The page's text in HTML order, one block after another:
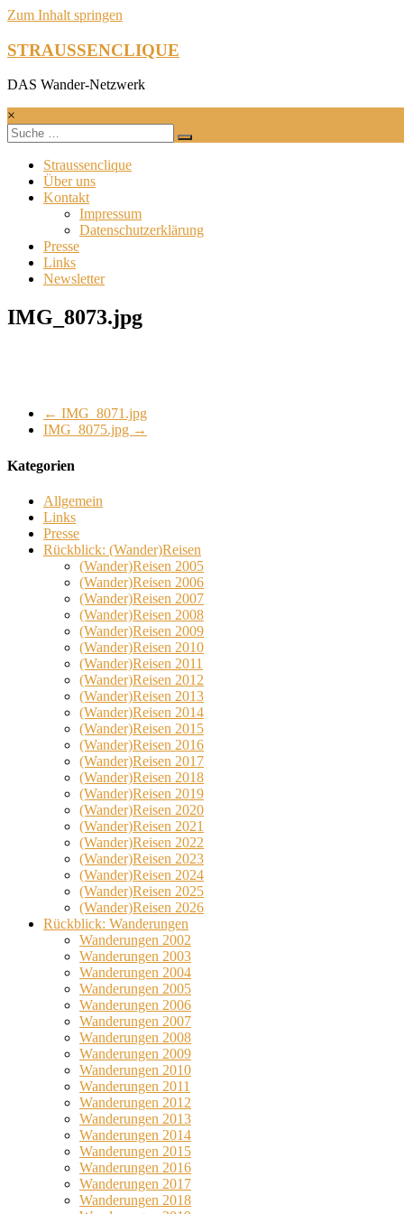
Zum Inhalt springen
STRAUSSENCLIQUE
DAS Wander-Netzwerk
×
Straussenclique
Über uns
Kontakt
Impressum
Datenschutzerklärung
Presse
Links
Newsletter
IMG_8073.jpg
← IMG_8071.jpg
IMG_8075.jpg →
Kategorien
Allgemein
Links
Presse
Rückblick: (Wander)Reisen
(Wander)Reisen 2005
(Wander)Reisen 2006
(Wander)Reisen 2007
(Wander)Reisen 2008
(Wander)Reisen 2009
(Wander)Reisen 2010
(Wander)Reisen 2011
(Wander)Reisen 2012
(Wander)Reisen 2013
(Wander)Reisen 2014
(Wander)Reisen 2015
(Wander)Reisen 2016
(Wander)Reisen 2017
(Wander)Reisen 2018
(Wander)Reisen 2019
(Wander)Reisen 2020
(Wander)Reisen 2021
(Wander)Reisen 2022
(Wander)Reisen 2023
(Wander)Reisen 2024
(Wander)Reisen 2025
(Wander)Reisen 2026
Rückblick: Wanderungen
Wanderungen 2002
Wanderungen 2003
Wanderungen 2004
Wanderungen 2005
Wanderungen 2006
Wanderungen 2007
Wanderungen 2008
Wanderungen 2009
Wanderungen 2010
Wanderungen 2011
Wanderungen 2012
Wanderungen 2013
Wanderungen 2014
Wanderungen 2015
Wanderungen 2016
Wanderungen 2017
Wanderungen 2018